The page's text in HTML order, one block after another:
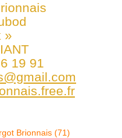
»
19 91